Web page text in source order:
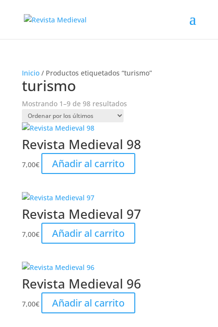
Inicio/ Productos etiquetados “turismo”
turismo
Mostrando 1–9 de 98 resultadosOrdenado
Revista Medieval 98
7,00€ Añadir al carrito
Revista Medieval 97
7,00€ Añadir al carrito
Revista Medieval 96
7,00€ Añadir al carrito